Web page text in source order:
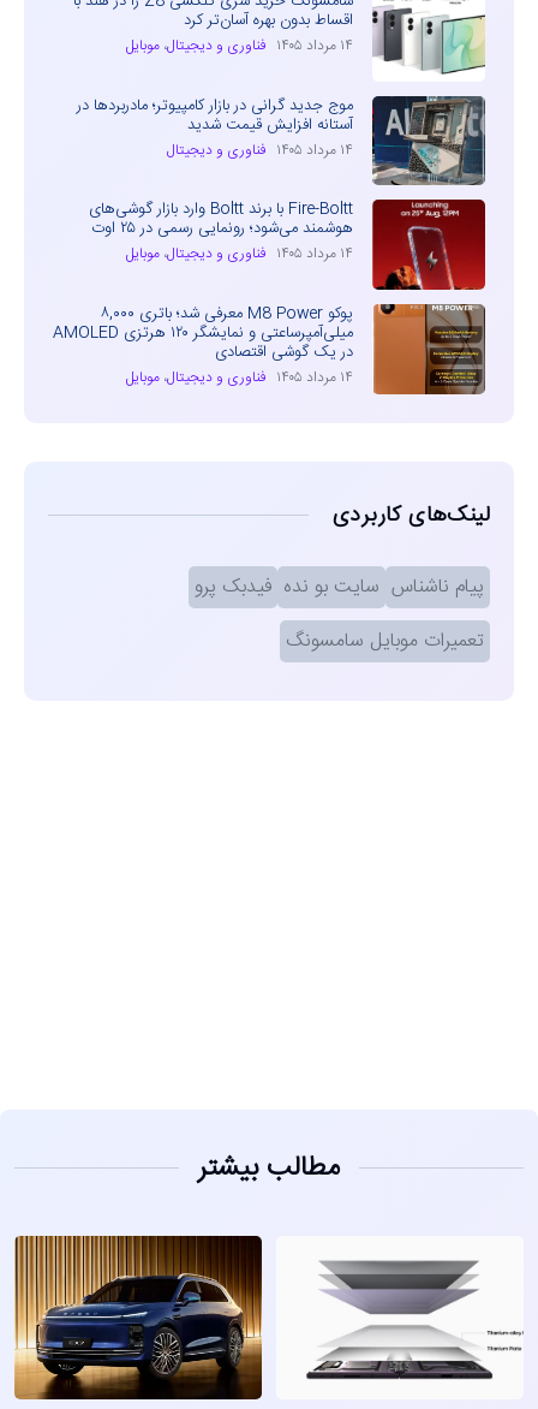
اقساط بدون بهره آسان‌تر کرد
۱۴ مرداد ۱۴۰۵ فناوری و دیجیتال، موبایل
موج جدید گرانی در بازار کامپیوتر؛ مادربردها در
آستانه افزایش قیمت شدید
۱۴ مرداد ۱۴۰۵ فناوری و دیجیتال
Fire-Boltt با برند Boltt وارد بازار گوشی‌های
هوشمند می‌شود؛ رونمایی رسمی در ۲۵ اوت
۱۴ مرداد ۱۴۰۵ فناوری و دیجیتال، موبایل
پوکو M8 Power معرفی شد؛ باتری ۸,۰۰۰
میلی‌آمپرساعتی و نمایشگر ۱۲۰ هرتزی AMOLED
در یک گوشی اقتصادی
۱۴ مرداد ۱۴۰۵ فناوری و دیجیتال، موبایل
لینک‌های کاربردی
پیام ناشناس سایت بو نده فیدبک پرو
تعمیرات موبایل سامسونگ
مطالب بیشتر